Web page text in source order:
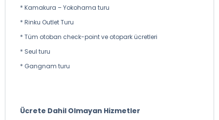
* Kamakura – Yokohama turu
* Rinku Outlet Turu
* Tüm otoban check-point ve otopark ücretleri
* Seul turu
* Gangnam turu
Ücrete Dahil Olmayan Hizmetler